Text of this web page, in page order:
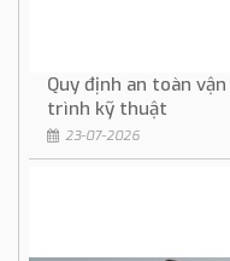
Quy định an toàn
trình kỹ thuật
23-07-2026